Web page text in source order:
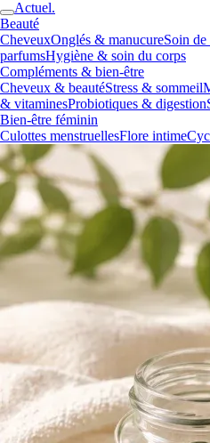
Actuel.
Beauté
CheveuxOnglés & manucureSoin de
parfumsHygiène & soin du corps
Compléments & bien-être
Cheveux & beautéStress & sommeil
& vitaminesProbiotiques & digestion
Bien-être féminin
Culottes menstruellesFlore intime